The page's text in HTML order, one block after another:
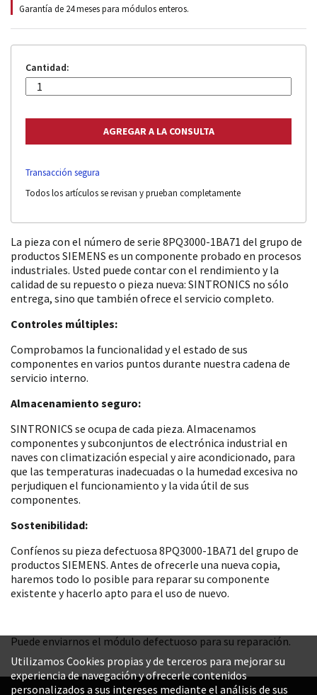
Garantía de 24 meses para módulos enteros.
Cantidad:
Transacción segura
Todos los artículos se revisan y prueban completamente
La pieza con el número de serie 8PQ3000-1BA71 del grupo de
productos SIEMENS es un componente probado en procesos
industriales. Usted puede contar con el rendimiento y la
calidad de su repuesto o pieza nueva: SINTRONICS no sólo
entrega, sino que también ofrece el servicio completo.
Controles múltiples:
Comprobamos la funcionalidad y el estado de sus
componentes en varios puntos durante nuestra cadena de
servicio interno.
Almacenamiento seguro:
SINTRONICS se ocupa de cada pieza. Almacenamos
componentes y subconjuntos de electrónica industrial en
naves con climatización especial y aire acondicionado, para
que las temperaturas inadecuadas o la humedad excesiva no
perjudiquen el funcionamiento y la vida útil de sus
componentes.
Sostenibilidad:
Confíenos su pieza defectuosa 8PQ3000-1BA71 del grupo de
productos SIEMENS. Antes de ofrecerle una nueva copia,
haremos todo lo posible para reparar su componente
existente y hacerlo apto para el uso de nuevo.
Puede enviarnos el módulo defectuoso para su reparación.
Utilizamos Cookies propias y de terceros para mejorar su
experiencia de navegación y ofrecerle contenidos
personalizados a sus intereses mediante el análisis de sus